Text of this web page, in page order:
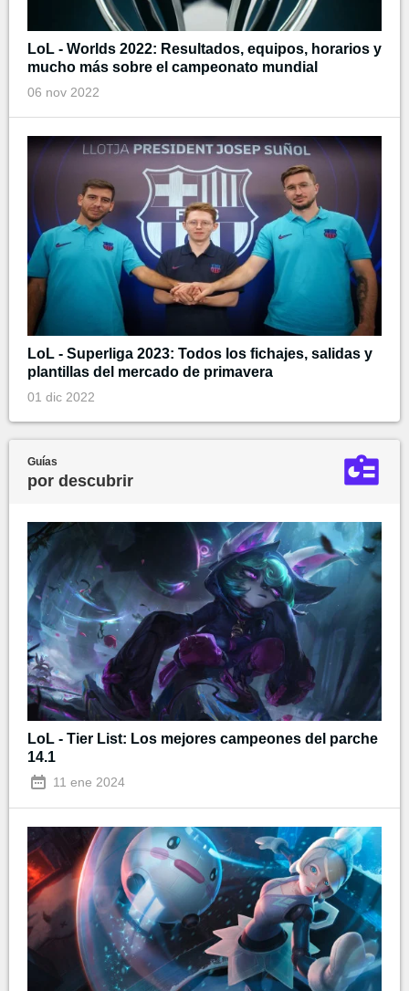
LoL - Worlds 2022: Resultados, equipos, horarios y
mucho más sobre el campeonato mundial
06 nov 2022
LoL - Superliga 2023: Todos los fichajes, salidas y
plantillas del mercado de primavera
01 dic 2022
Guías
por descubrir
LoL - Tier List: Los mejores campeones del parche
14.1
11 ene 2024